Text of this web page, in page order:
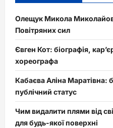
Олещук Микола
Повітряних сил
Євген Кот: біографія,
хореографа
Кабаєва Аліна Маратівна:
публічний статус
Чим видалити плями від
для будь-якої поверхні